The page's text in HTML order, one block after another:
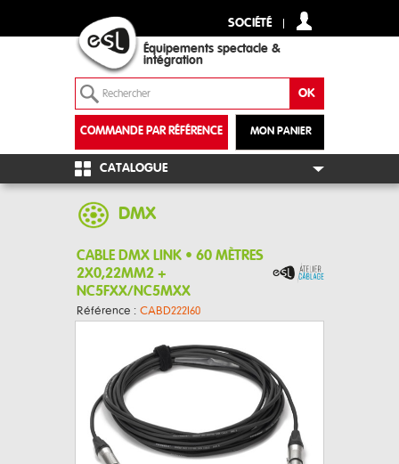
SOCIÉTÉ
Équipements spectacle &
intégration
MON PANIER
COMMANDE PAR RÉFÉRENCE
+
CATALOGUE
DMX
CABLE DMX LINK • 60 MÈTRES
2X0,22MM2 +
NC5FXX/NC5MXX
Référence : CABD222I60